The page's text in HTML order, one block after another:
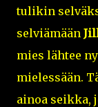
tulikin
selviämään
mies lähtee
mielessään.
ainoa seikka,